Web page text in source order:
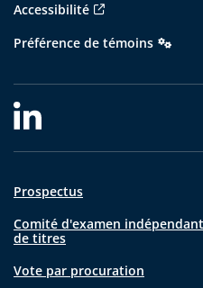
Accessibilité
Préférence de témoins
Prospectus
Comité d'examen
de titres
Vote par procuration